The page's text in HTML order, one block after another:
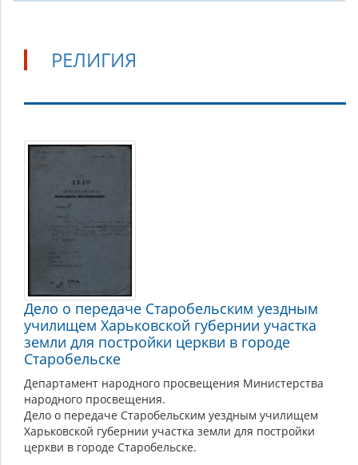
РЕЛИГИЯ
Религия
Дело о передаче Старобельским уездным
училищем Харьковской губернии участка
земли для постройки церкви в городе
Старобельске
Департамент народного просвещения Министерства
народного просвещения.
Дело о передаче Старобельским уездным училищем
Харьковской губернии участка земли для постройки
церкви в городе Старобельске.